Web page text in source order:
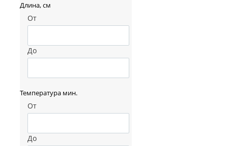
Длина, см
От
До
Температура мин.
От
До